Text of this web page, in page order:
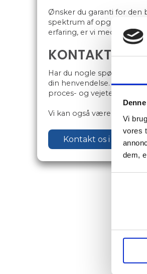
Vi
vores
dem,
Ønsker du garanti for den
spektrum af opgaver.
erfaring, er vi med til at
KONTAKT OS
Har du nogle spørgsmål
din henvendelse. Kontakt
proces- og vejeteknologi.
Vi kan også være
Kontakt os i dag​